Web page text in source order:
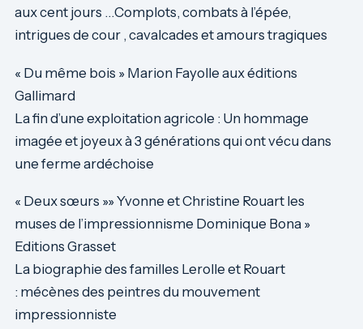
aux cent jours …Complots, combats à l’épée,
intrigues de cour , cavalcades et amours tragiques
« Du même bois » Marion Fayolle aux éditions
Gallimard
La fin d’une exploitation agricole : Un hommage
imagée et joyeux à 3 générations qui ont vécu dans
une ferme ardéchoise
« Deux sœurs »» Yvonne et Christine Rouart les
muses de l’impressionnisme Dominique Bona »
Editions Grasset
La biographie des familles Lerolle et Rouart
: mécènes des peintres du mouvement
impressionniste